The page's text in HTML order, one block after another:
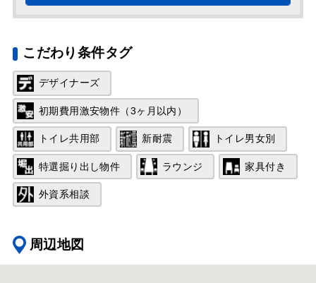
こだわり条件タグ
デザイナーズ
初期費用激安物件（3ヶ月以内）
トイレ共用部 新耐震 トイレ男女別
特選掘り出し物件 ラウンジ 家具付き
外資系相談
周辺地図